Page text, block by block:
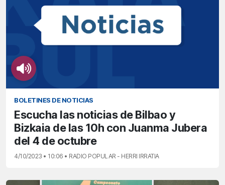
BOLETINES DE NOTICIAS
Escucha las noticias de Bilbao y
Bizkaia de las 10h con Juanma Jubera
del 4 de octubre
4/10/2023 • 10:06 • RADIO POPULAR - HERRI IRRATIA